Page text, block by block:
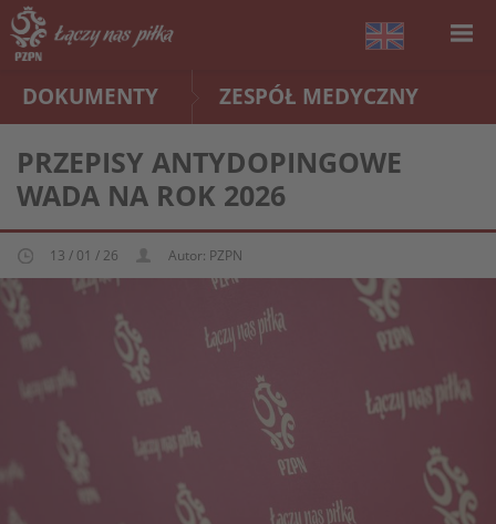
DOKUMENTY ZESPÓŁ MEDYCZNY
PRZEPISY ANTYDOPINGOWE
WADA NA ROK 2026
13 / 01 / 26 Autor: PZPN